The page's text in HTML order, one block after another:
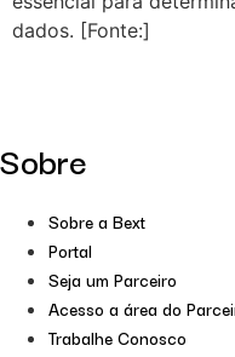
dados. [Fonte:]
Sobre
Sobre a Bext
Portal
Seja um Parceiro
Acesso a área do
Trabalhe Conosco